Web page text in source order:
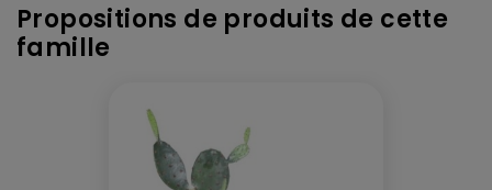
Propositions de produits de cette
famille